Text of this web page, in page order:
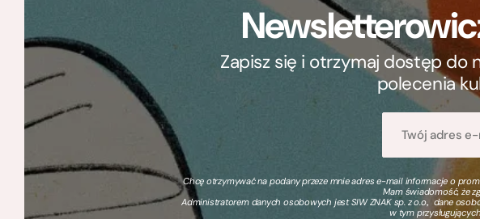
Zapisz się i otrzymaj dostęp do
polecenia
Chcę otrzymywać na podany przeze mnie adres e-mail informacje o
Mam świadomość, że
Administratorem danych osobowych jest SIW ZNAK sp. z o.o., dane
w tym